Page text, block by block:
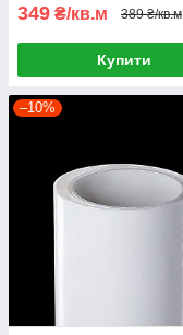
349 ₴/кв.м 389 ₴/кв.м
Купити
–10%